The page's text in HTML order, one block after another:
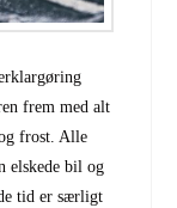
frem med alt
frost. Alle
elskede bil og
tid er særligt